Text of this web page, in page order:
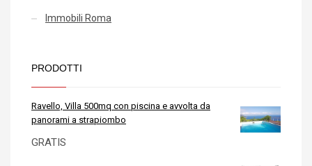
Immobili Roma
PRODOTTI
Ravello, Villa 500mq con piscina e avvolta da
panorami a strapiombo
GRATIS